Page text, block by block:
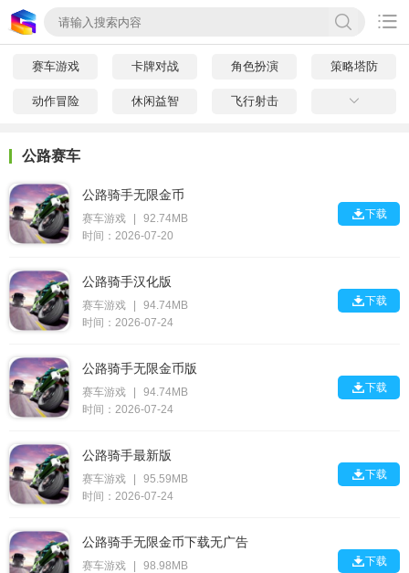

赛车游戏 卡牌对战 角色扮演 策略塔防
动作冒险 休闲益智 飞行射击 
公路赛车
公路骑手无限金币
赛车游戏
92.74MB
时间：2026-07-20
下载
公路骑手汉化版
赛车游戏
94.74MB
时间：2026-07-24
下载
公路骑手无限金币版
赛车游戏
94.74MB
时间：2026-07-24
下载
公路骑手最新版
赛车游戏
95.59MB
时间：2026-07-24
下载
公路骑手无限金币下载无广告
赛车游戏
98.98MB
下载